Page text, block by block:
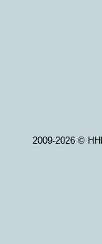
2009-2026 ©